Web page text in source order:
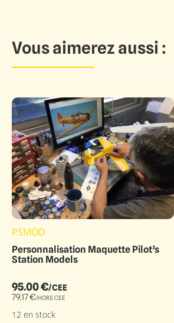
Vous aimerez aussi :
PSMOD
Personnalisation Maquette Pilot’s
Station Models
95.00€/CEE
79.17€/HORS CEE
12 en stock